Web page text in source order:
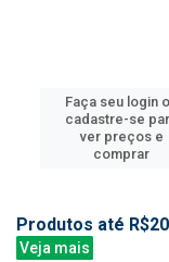
Faça seu login
cadastre-se
ver preços e
comprar
Produtos até
Veja mais